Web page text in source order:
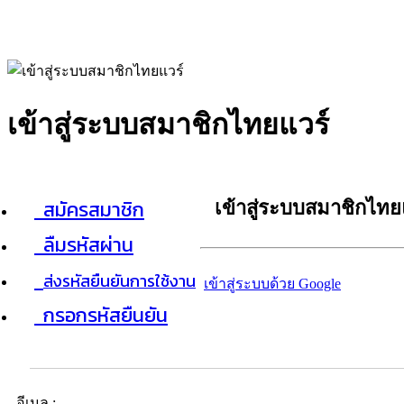
เข้าสู่ระบบสมาชิกไทยแวร์
สมัครสมาชิก
ลืมรหัสผ่าน
ส่งรหัสยืนยันการใช้งาน
กรอกรหัสยืนยัน
เข้าสู่ระบบสมาชิกไท
เข้าสู่ระบบด้วย Google